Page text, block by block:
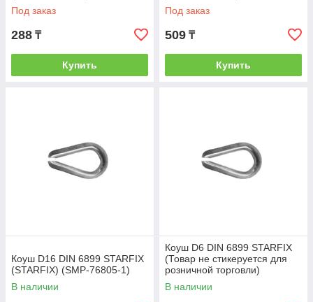
Под заказ
288 ₸
Купить
Под заказ
509 ₸
Купить
Коуш D16 DIN 6899 STARFIX
(STARFIX) (SMP-76805-1)
В наличии
Коуш D6 DIN 6899 STARFIX
(Товар не стикеруется для
розничной торговли)
(STARFIX) (SMP-76795-1)
В наличии